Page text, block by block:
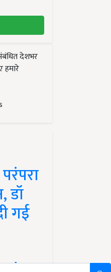
देशभर
डॉ
गई